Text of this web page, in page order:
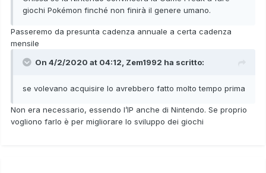
giochi Pokémon finché non finirà il genere umano.
Passeremo da presunta cadenza annuale a certa cadenza
mensile
On 4/2/2020 at 04:12, Zem1992 ha scritto:
se volevano acquisire lo avrebbero fatto molto tempo prima
Non era necessario, essendo l’IP anche di Nintendo. Se proprio
vogliono farlo è per migliorare lo sviluppo dei giochi